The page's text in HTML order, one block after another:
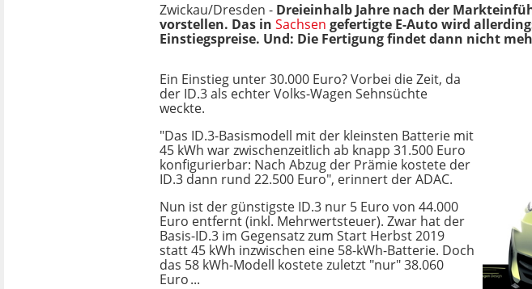
Zwickau/Dresden - Dreieinhalb Jahre nach der
vorstellen. Das in Sachsen gefertigte E-Auto wird
Einstiegspreise. Und: Die Fertigung findet dann nicht
Ein Einstieg unter 30.000 Euro? Vorbei die Zeit, da
der ID.3 als echter Volks-Wagen Sehnsüchte
weckte.
"Das ID.3-Basismodell mit der kleinsten Batterie mit
45 kWh war zwischenzeitlich ab knapp 31.500 Euro
konfigurierbar: Nach Abzug der Prämie kostete der
ID.3 dann rund 22.500 Euro", erinnert der ADAC.
Nun ist der günstigste ID.3 nur 5 Euro von 44.000
Euro entfernt (inkl. Mehrwertsteuer). Zwar hat der
Basis-ID.3 im Gegensatz zum Start Herbst 2019
statt 45 kWh inzwischen eine 58-kWh-Batterie. Doch
das 58 kWh-Modell kostete zuletzt "nur" 38.060
Euro ...